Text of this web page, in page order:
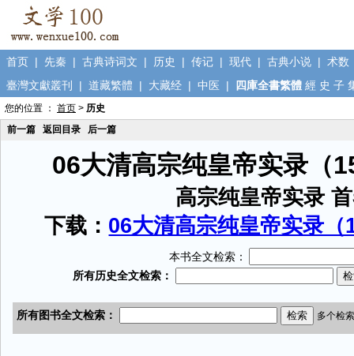
首页 | 先秦 | 古典诗词文 | 历史 | 传记 | 现代 | 古典小说 | 术数
臺灣文獻叢刊
| 道藏繁體 | 大藏经 | 中医 | 四庫全書繁體 經 史 子
您的位置 ： 首页 > 历史
前一篇
返回目录 后一篇
06大清高宗纯皇帝实录（
高宗纯皇帝实录
下载： 06大清高宗纯皇帝实录
本书全文检索：